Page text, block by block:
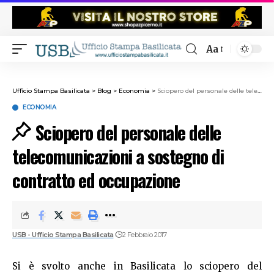
Aa
Ufficio Stampa Basilicata > Blog > Economia > Sciopero del personale delle telecomunicazioni a sostegno di contratto ed occupazione
ECONOMIA
Sciopero del personale delle
telecomunicazioni a sostegno di
contratto ed occupazione
USB - Ufficio Stampa Basilicata 2 Febbraio 2017
Si è svolto anche in Basilicata lo sciopero del